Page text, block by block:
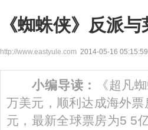
《蜘蛛侠》反派
http://www.eastyule.com 2014-05-16
小编导读：
《超凡
万美元，顺利达成海外
元，最新全球票房为5 5